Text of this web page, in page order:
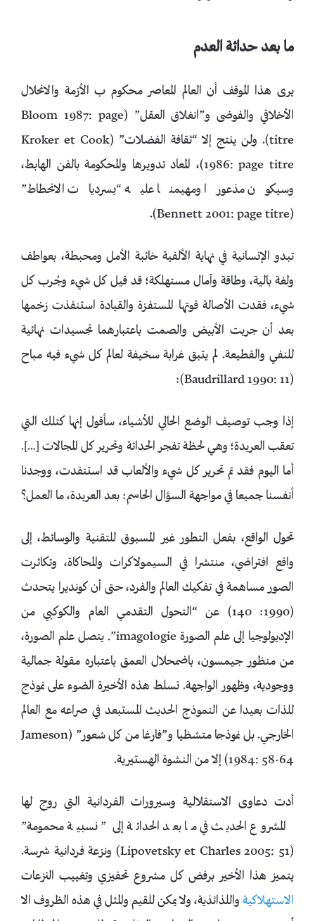
ما بعد حداثة العدم
يرى هذا الموقف أن العالم المعاصر محكوم ب الأزمة والانحلال
الأخلاقي والفوضى و”انغلاق العقل” (Bloom 1987: page
titre). ولن ينتج إلا “ثقافة الفضلات” (Kroker et Cook
1986: page titre)، المعاد تدويرها والمحكومة بالفن الهابط،
وسيكون مذعورا ومهيمنا عليه “بسرديات الانحطاط”
(Bennett 2001: page titre).
تبدو الإنسانية في نهاية الألفية خائبة الأمل ومحبطة، بعواطف
ولغة بالية، وطاقة وآمال مستهلكة؛ قد قيل كل شيء وجُرب كل
شيء، فقدت الأصالة قوتها المستفزة والقيادة استنفذت زخمها
بعد أن جربت الأبيض والصمت باعتبارهما تجسيدات نهائية
للنفي والقطيعة. لم يتبق غرابة سخيفة لعالم كل شيء فيه مباح
(Baudrillard 1990: 11):
إذا وجب توصيف الوضع الحالي للأشياء، سأقول إنها كتلك التي
تعقب العربدة؛ وهي لحظة تفجر الحداثة وتحرير كل المجالات […].
أما اليوم فقد تم تحرير كل شيء والألعاب قد استنفدت، ووجدنا
أنفسنا جميعا في مواجهة السؤال الحاسم: بعد العربدة، ما العمل؟
تحول الواقع، بفعل التطور غير المسبوق للتقنية والوسائط، إلى
واقع افتراضي، منتشرا في السيمولاكرات والمحاكاة، وتكاثرت
الصور مساهمة في تفكيك العالم والفرد، حتى أن كونديرا يتحدث
(1990: 140) عن “التحول التقدمي العام والكوكبي من
الإديولوجيا إلى علم الصورة imagologie”. يتصل علم الصورة،
من منظور جيمسون، باضمحلال العمق باعتباره مقولة جمالية
ووجودية، وظهور الواجهة. تسلط هذه الأخيرة الضوء على نموذج
للذات بعيدا عن النموذج الحديث المستبعد في صراعه مع العالم
الخارجي. بل نموذجا متشظيا و”فارغا من كل شعور” (Jameson
1984: 58-64) إلا من النشوة الهستيرية.
أدت دعاوى الاستقلالية وسيرورات الفردانية التي روج لها
المشروع الحديث في ما بعد الحداثة إلى ” نسبية محمومة”
(Lipovetsky et Charles 2005: 51) ونزعة فردانية شرسة.
يتميز هذا الأخير برفض كل مشروع تحفيزي وتغييب النزعات
الاستهلاكية واللذائذية، ولا يمكن للقيم والمثل في هذه الظروف الا